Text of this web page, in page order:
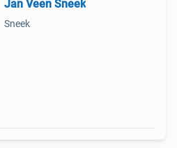
Jan Veen Sneek
Sneek